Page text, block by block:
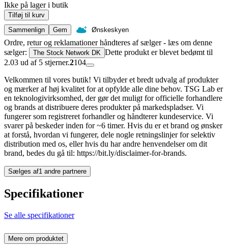
Ikke på lager i butik
Tilføj til kurv
Sammenlign
Gem Ønskeskyen
Ordre, retur og reklamationer håndteres af sælger - læs om denne
sælger:
The Stock Network DK Dette produkt er blevet bedømt til
2.03 ud af 5 stjerner.2104
Velkommen til vores butik! Vi tilbyder et bredt udvalg af produkter
og mærker af høj kvalitet for at opfylde alle dine behov. TSG Lab er
en teknologivirksomhed, der gør det muligt for officielle forhandlere
og brands at distribuere deres produkter på markedspladser. Vi
fungerer som registreret forhandler og håndterer kundeservice. Vi
svarer på beskeder inden for ~6 timer. Hvis du er et brand og ønsker
at forstå, hvordan vi fungerer, dele nogle retningslinjer for selektiv
distribution med os, eller hvis du har andre henvendelser om dit
brand, bedes du gå til: https://bit.ly/disclaimer-for-brands.
Sælges af1 andre partnere
Specifikationer
Se alle specifikationer
Mere om produktet